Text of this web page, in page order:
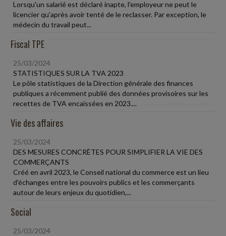
Lorsqu'un salarié est déclaré inapte, l'employeur ne peut le
licencier qu'après avoir tenté de le reclasser. Par exception, le
médecin du travail peut...
Fiscal TPE
25/03/2024
STATISTIQUES SUR LA TVA 2023
Le pôle statistiques de la Direction générale des finances
publiques a récemment publié des données provisoires sur les
recettes de TVA encaissées en 2023....
Vie des affaires
25/03/2024
DES MESURES CONCRÈTES POUR SIMPLIFIER LA VIE DES
COMMERÇANTS
Créé en avril 2023, le Conseil national du commerce est un lieu
d'échanges entre les pouvoirs publics et les commerçants
autour de leurs enjeux du quotidien,...
Social
25/03/2024